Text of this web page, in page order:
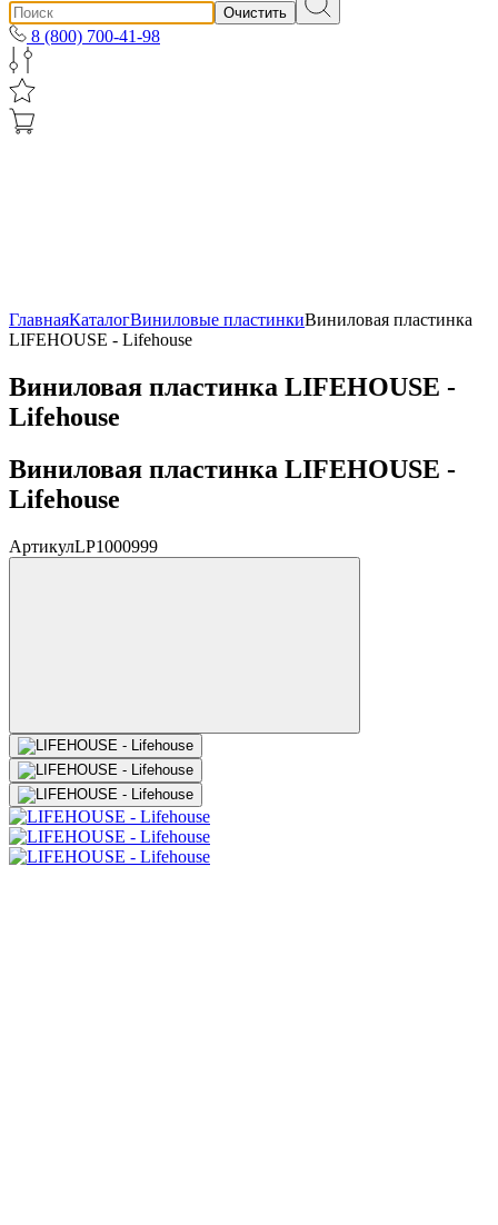
Очистить
8 (800) 700-41-98
ГлавнаяКаталогВиниловые пластинкиВиниловая пластинка
LIFEHOUSE - Lifehouse
Виниловая пластинка LIFEHOUSE -
Lifehouse
Виниловая пластинка LIFEHOUSE -
Lifehouse
АртикулLP1000999